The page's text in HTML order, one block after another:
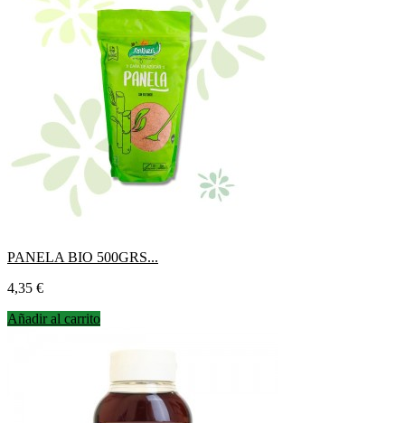
PANELA BIO 500GRS...
Precio
4,35 €
Añadir al carrito